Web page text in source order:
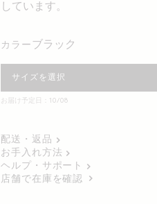
しています。
カラー ブラック
サイズを選択
お届け予定日：10/08
配送・返品
お手入れ方法
ヘルプ・サポート
店舗で在庫を確認